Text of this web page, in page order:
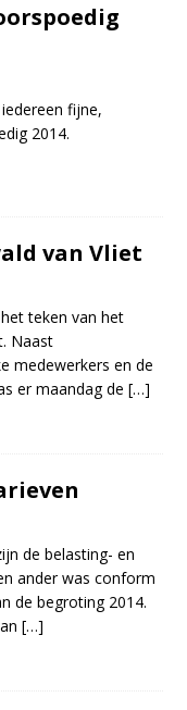
fijne,
2014.
van Vliet
teken van het
Naast
medewerkers en de
er maandag de […]
de belasting- en
ander was conform
de begroting 2014.
[…]